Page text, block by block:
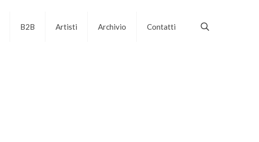
B2B Artisti Archivio Contatti